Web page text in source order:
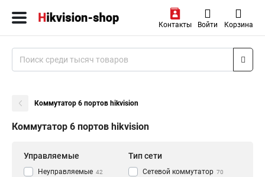
Контакты Войти Корзина
Коммутатор 6 портов hikvision
Коммутатор 6 портов hikvision
Управляемые
Неуправляемые 42
Тип сети
Сетевой коммутатор 70